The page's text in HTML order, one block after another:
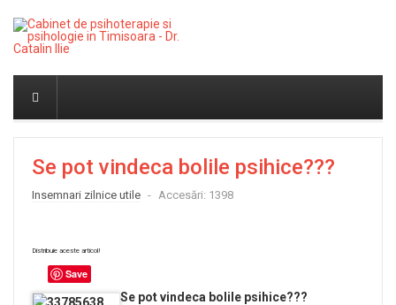
Se pot vindeca bolile psihice???
Insemnari zilnice utile Accesări: 1398
Distribuie aceste articol!
Save
Se pot vindeca bolile psihice???